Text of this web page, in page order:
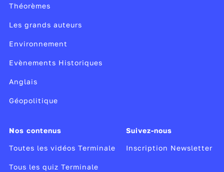
Théorèmes
Les grands auteurs
Environnement
Evènements Historiques
Anglais
Géopolitique
Nos contenus
Toutes les vidéos Terminale
Tous les quiz Terminale
Suivez-nous
Inscription Newsletter